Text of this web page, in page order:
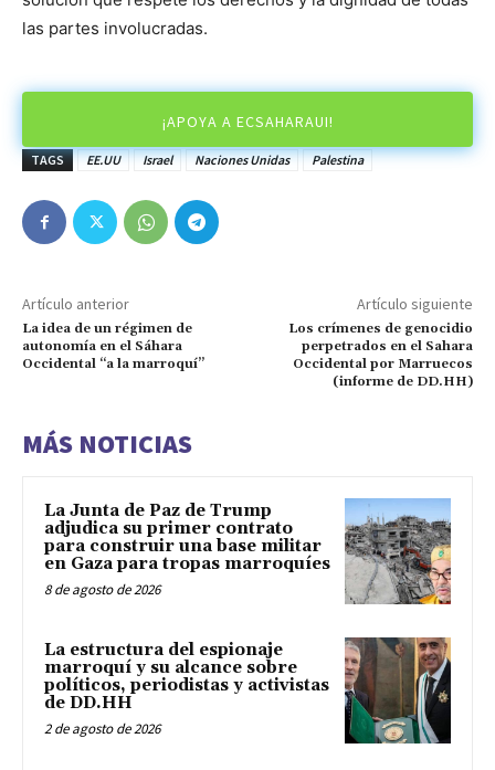
las partes involucradas.
¡APOYA A ECSAHARAUI!
TAGS EE.UU Israel Naciones Unidas Palestina
Artículo anterior
La idea de un régimen de
autonomía en el Sáhara
Occidental “a la marroquí”
Artículo siguiente
Los crímenes de genocidio
perpetrados en el Sahara
Occidental por Marruecos
(informe de DD.HH)
MÁS NOTICIAS
La Junta de Paz de Trump
adjudica su primer contrato
para construir una base militar
en Gaza para tropas marroquíes
8 de agosto de 2026
La estructura del espionaje
marroquí y su alcance sobre
políticos, periodistas y activistas
de DD.HH
2 de agosto de 2026